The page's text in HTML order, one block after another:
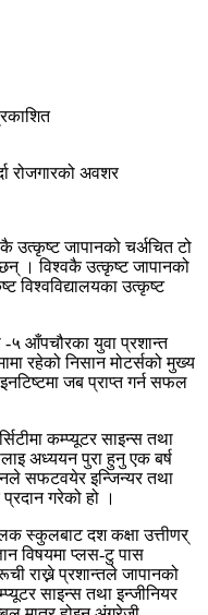
रोजगारको अवशर
उत्कृष्ट जापानको चर्अचित टो
। विश्वकै उत्कृष्ट जापानको
विश्वविद्यालयका उत्कृष्ट
-५ आँपचौरका युवा प्रशान्त
रहेको निसान मोटर्सको मुख्य
जब प्राप्त गर्न सफल
कम्प्यूटर साइन्स तथा
अध्ययन पुरा हुनु एक बर्ष
सफटवयेर इन्जिन्यर तथा
गरेको हो ।
स्कुलबाट दश कक्षा उत्तीणर्
विषयमा प्लस-टु पास
राख्ने प्रशान्तले जापानको
साइन्स तथा इन्जीनियर